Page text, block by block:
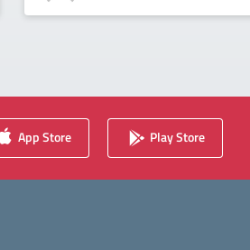
App Store Play Store